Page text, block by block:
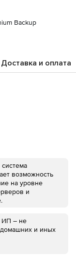
Backup
Доставка и оплата
возможность
на уровне
и
ИП – не
и иных